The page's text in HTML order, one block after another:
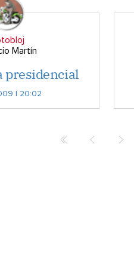
Martín
presidencial
| 20:02